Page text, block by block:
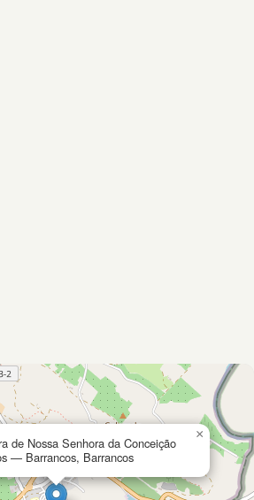
de Nossa Senhora da Conceição
— Barrancos, Barrancos
×